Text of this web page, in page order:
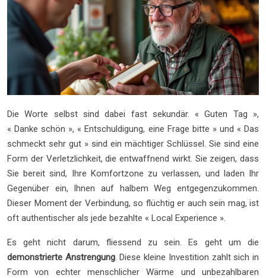
Die Worte selbst sind dabei fast sekundär. « Guten Tag »,
« Danke schön », « Entschuldigung, eine Frage bitte » und « Das
schmeckt sehr gut » sind ein mächtiger Schlüssel. Sie sind eine
Form der Verletzlichkeit, die entwaffnend wirkt. Sie zeigen, dass
Sie bereit sind, Ihre Komfortzone zu verlassen, und laden Ihr
Gegenüber ein, Ihnen auf halbem Weg entgegenzukommen.
Dieser Moment der Verbindung, so flüchtig er auch sein mag, ist
oft authentischer als jede bezahlte « Local Experience ».
Es geht nicht darum, fliessend zu sein. Es geht um die
demonstrierte Anstrengung. Diese kleine Investition zahlt sich in
Form von echter menschlicher Wärme und unbezahlbaren